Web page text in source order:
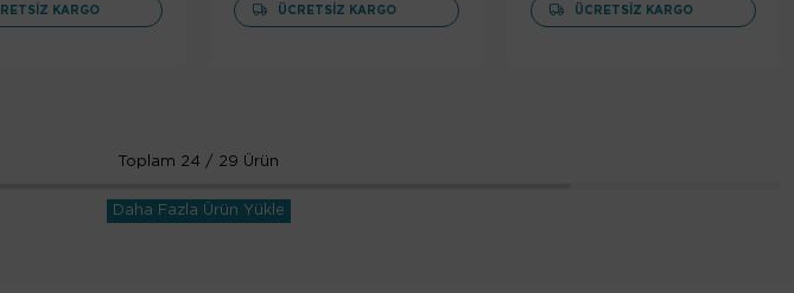
KARGO ÜCRETSIZ KARGO ÜCRETSIZ KARGO
Toplam 24 / 29 Ürün
Daha Fazla Ürün Yükle